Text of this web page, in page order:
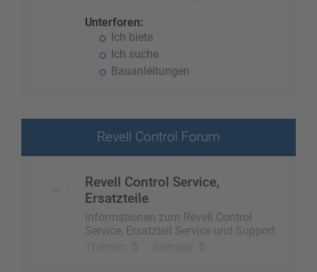
Unterforen:
Ich biete
Ich suche
Bauanleitungen
Revell Control Forum
Revell Control Service,
Ersatzteile
Informationen zum Revell Control
Service, Ersatzteil Service und Support